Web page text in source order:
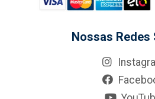
Nossas Redes